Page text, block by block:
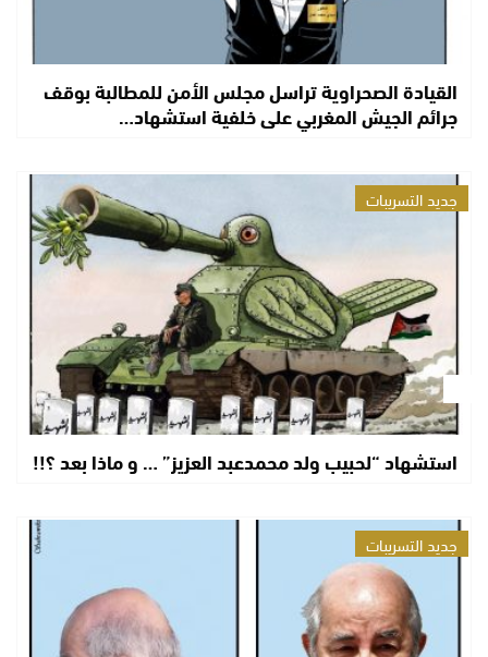
القيادة الصحراوية تراسل مجلس الأمن للمطالبة بوقف
جرائم الجيش المغربي على خلفية استشهاد…
جديد التسريبات
استشهاد “لحبيب ولد محمدعبد العزيز” … و ماذا بعد ؟!!
جديد التسريبات